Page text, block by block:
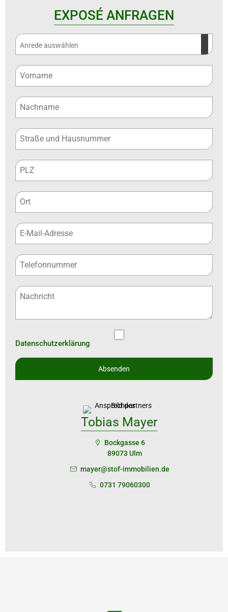
EXPOSÉ ANFRAGEN
Datenschutzerklärung
Tobias Mayer
Bockgasse 6
89073 Ulm
mayer@stof-immobilien.de
0731 79060300